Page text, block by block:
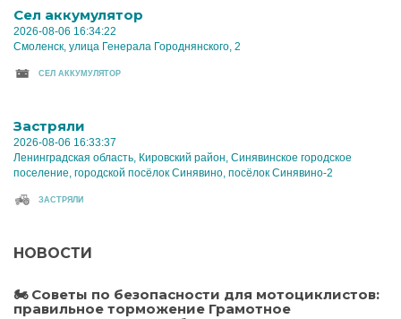
Cел аккумулятор
2026-08-06 16:34:22
Смоленск, улица Генерала Городнянского, 2
CЕЛ АККУМУЛЯТОР
Застряли
2026-08-06 16:33:37
Ленинградская область, Кировский район, Синявинское городское
поселение, городской посёлок Синявино, посёлок Синявино-2
ЗАСТРЯЛИ
НОВОСТИ
🏍 Советы по безопасности для мотоциклистов:
правильное торможение Грамотное